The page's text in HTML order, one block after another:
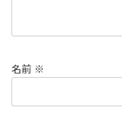
名前 ※